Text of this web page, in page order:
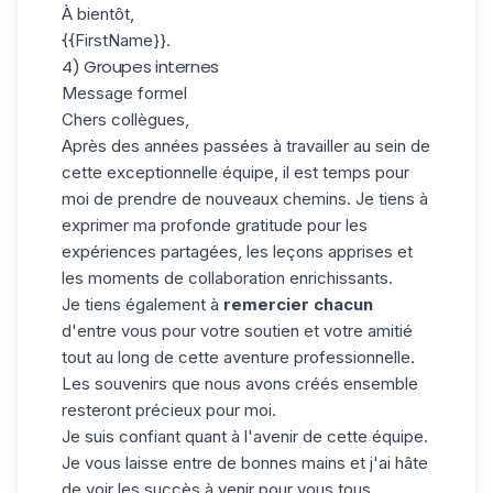
À bientôt,
{{FirstName}}.
4) Groupes internes
Message formel
Chers collègues,
Après des années passées à travailler au sein de
cette exceptionnelle équipe, il est temps pour
moi de prendre de nouveaux chemins. Je tiens à
exprimer ma profonde gratitude pour les
expériences partagées, les leçons apprises et
les moments de collaboration enrichissants.
Je tiens également à remercier chacun
d'entre vous pour votre soutien et votre amitié
tout au long de cette aventure professionnelle.
Les souvenirs que nous avons créés ensemble
resteront précieux pour moi.
Je suis confiant quant à l'avenir de cette équipe.
Je vous laisse entre de bonnes mains et j'ai hâte